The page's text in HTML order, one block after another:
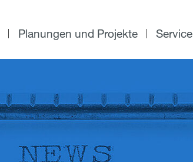
Planungen und Projekte Service